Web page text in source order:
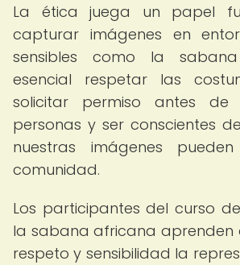
La ética juega un papel
capturar imágenes en
sensibles como la
esencial respetar las
solicitar permiso antes
personas y ser conscientes
nuestras imágenes
comunidad.
Los participantes del curso
la sabana africana
respeto y sensibilidad la